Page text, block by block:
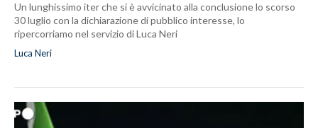
Un lunghissimo iter che si è avvicinato alla conclusione lo scorso
30 luglio con la dichiarazione di pubblico interesse, lo
ripercorriamo nel servizio di Luca Neri
Luca Neri